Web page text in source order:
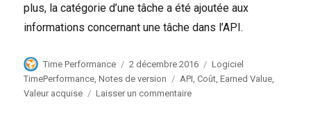
plus, la catégorie d’une tâche a été ajoutée aux
informations concernant une tâche dans l’API.
Auteur
Time Performance
Publié
le
2 décembre 2016 Catégories
Logiciel
TimePerformance ,Notes de version Étiquettes
API ,Coût ,Earned Value
Valeur acquise
Laisser un commentairesur